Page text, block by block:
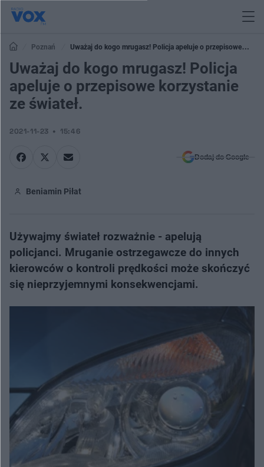
Poznań
Uważaj do kogo mrugasz! Policja apeluje o przepisowe
korzystanie ze świateł.
Uważaj do kogo mrugasz! Policja
apeluje o przepisowe korzystanie
ze świateł.
2021-11-23 15:46
Dodaj do Google
Beniamin Piłat
Używajmy świateł rozważnie - apelują
policjanci. Mruganie ostrzegawcze do innych
kierowców o kontroli prędkości może skończyć
się nieprzyjemnymi konsekwencjami.